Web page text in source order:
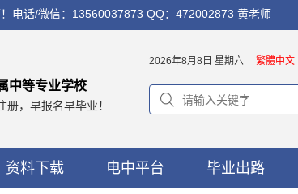
电话/微信：13560037873 QQ：472002873 黄老师
中等专业学校
，早报名早毕业！
2026年8月8日 星期六 繁體中文
资料下载 电中平台 毕业出路